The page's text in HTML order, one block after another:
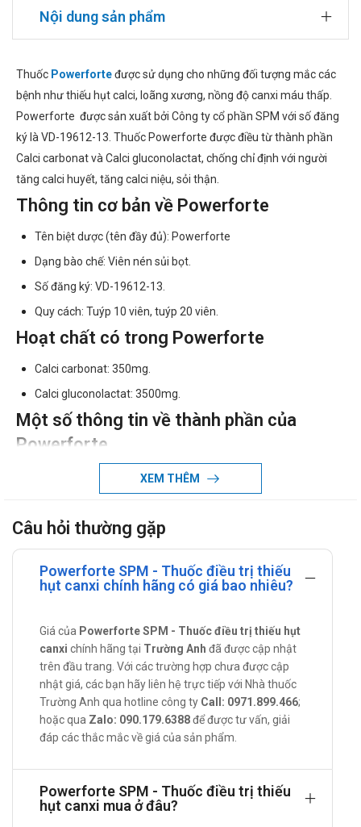
Nội dung sản phẩm
Thuốc Powerforteđược sử dụng cho những đối tượng mắc các
bệnh như thiếu hụt calci, loãng xương, nồng độ canxi máu thấp.
Powerforte được sản xuất bởi Công ty cổ phần SPM với số đăng
ký là VD-19612-13. Thuốc Powerforte được điều từ thành phần
Calci carbonat và Calci gluconolactat, chống chỉ định với người
tăng calci huyết, tăng calci niệu, sỏi thận.
Thông tin cơ bản về Powerforte
Tên biệt dược (tên đầy đủ): Powerforte
Dạng bào chế: Viên nén sủi bọt.
Số đăng ký: VD-19612-13.
Quy cách: Tuýp 10 viên, tuýp 20 viên.
Hoạt chất có trong Powerforte
Calci carbonat: 350mg.
Calci gluconolactat: 3500mg.
Một số thông tin về thành phần của
Powerforte
Calci carbonat vitamin d3 được chỉ định trong điều trị hoặc
ngăn chặn tình trạng nồng độ canxi trong máu thấp, điều trị
các bệnh lý gây ra do nồng độ canxi máu thấp như còi xương,
loãng xương, suy tuyến cận giáp...
Canxi gluconate được sử dụng để ngăn chặn hoặc điều trị
nồng độ canxi máu thấp ở những người không hấp thu đủ
Tác dụng - Chỉ định của Powerforte
Phòng ngừa và điều trị thiếu hụt calci.
Bổ sung calci hỗ trợ cho liệu pháp đặc hiệu trong phòng ngừa
và điều trị loãng xương.
Hỗ trợ cho liệu pháp vitamin D3 trong điều trị còi xương và
Cách dùng – liều dùng của Powerforte
Hướng dẫn sử dụng:
XEM THÊM
Câu hỏi thường gặp
Powerforte SPM - Thuốc điều trị thiếu
hụt canxi chính hãng có giá bao nhiêu?
Giá của Powerforte SPM - Thuốc điều trị thiếu hụt
canxi chính hãng tại Trường Anh đã được cập nhật
trên đầu trang. Với các trường hợp chưa được cập
nhật giá, các bạn hãy liên hệ trực tiếp với Nhà thuốc
Trường Anh qua hotline công ty Call: 0971.899.466;
hoặc qua Zalo: 090.179.6388để được tư vấn, giải
đáp các thắc mắc về giá của sản phẩm.
Powerforte SPM - Thuốc điều trị thiếu
hụt canxi mua ở đâu?